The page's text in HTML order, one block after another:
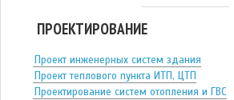
ПРОЕКТИРОВАНИЕ
Проект инженерных систем здания
Проект теплового пункта ИТП, ЦТП
Проектирование систем отопления и ГВС